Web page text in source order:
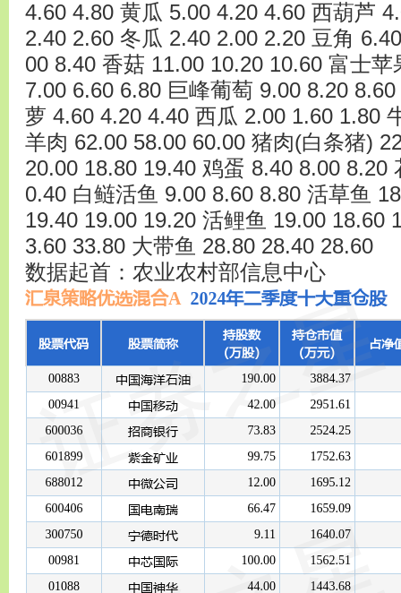
4.60 4.80 黄瓜 5.00 4.20 4.60 西葫芦
2.40 2.60 冬瓜 2.40 2.00 2.20 豆角
00 8.40 香菇 11.00 10.20 10.60 富士
7.00 6.60 6.80 巨峰葡萄 9.00 8.20
萝 4.60 4.20 4.40 西瓜 2.00 1.60 1.80
羊肉 62.00 58.00 60.00 猪肉(白条猪)
20.00 18.80 19.40 鸡蛋 8.40 8.00 8.20
0.40 白鲢活鱼 9.00 8.60 8.80 活草鱼
19.40 19.00 19.20 活鲤鱼 19.00 18.60
3.60 33.80 大带鱼 28.80 28.40 28.60
数据起首：农业农村部信息中心